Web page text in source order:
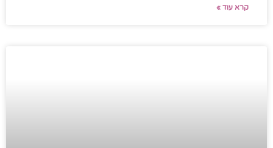
קרא עוד »